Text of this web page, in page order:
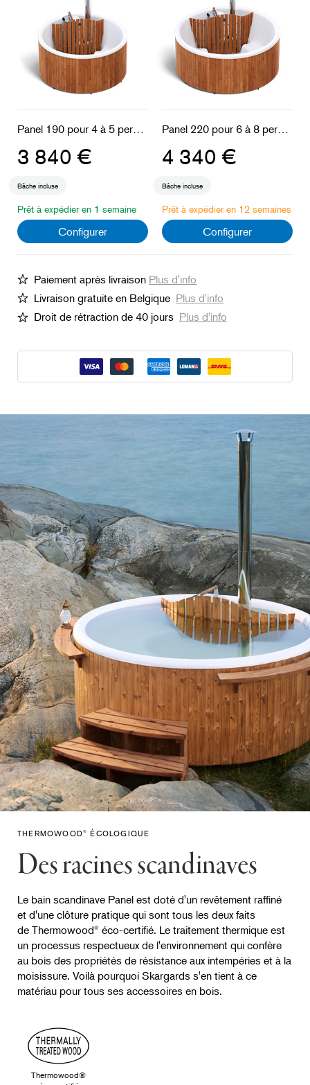
3 840 €
Bâche incluse
Prêt à expédier en 1 semaine
Configurer
4 340 €
Bâche incluse
Prêt à expédier en 12 semaines
Configurer
Paiement après livraison Plus d'info
Livraison gratuite en Belgique Plus d'info
Droit de rétraction de 40 jours Plus d'info
THERMOWOOD® ÉCOLOGIQUE
Des racines scandinaves
Le bain scandinave Panel est doté d'un revêtement raffiné
et d'une clôture pratique qui sont tous les deux faits
de Thermowood® éco-certifié. Le traitement thermique est
un processus respectueux de l'environnement qui confère
au bois des propriétés de résistance aux intempéries et à la
moisissure. Voilà pourquoi Skargards s'en tient à ce
matériau pour tous ses accessoires en bois.
Thermowood®